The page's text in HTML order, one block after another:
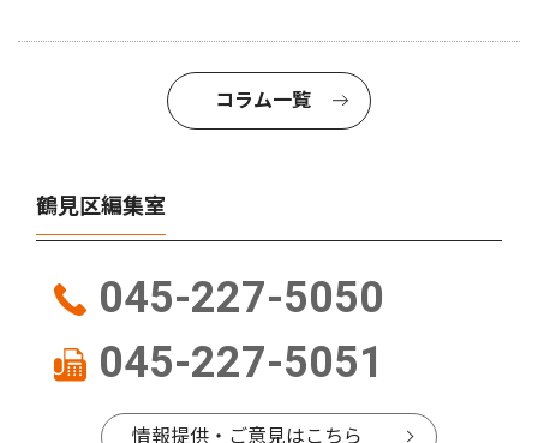
コラム一覧
鶴見区編集室
045-227-5050
045-227-5051
情報提供・ご意見はこちら